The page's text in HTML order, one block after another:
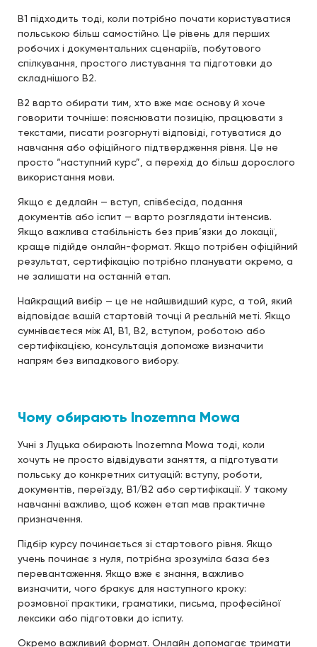
B1 підходить тоді, коли потрібно почати користуватися
польською більш самостійно. Це рівень для перших
робочих і документальних сценаріїв, побутового
спілкування, простого листування та підготовки до
складнішого B2.
B2 варто обирати тим, хто вже має основу й хоче
говорити точніше: пояснювати позицію, працювати з
текстами, писати розгорнуті відповіді, готуватися до
навчання або офіційного підтвердження рівня. Це не
просто “наступний курс”, а перехід до більш дорослого
використання мови.
Якщо є дедлайн — вступ, співбесіда, подання
документів або іспит — варто розглядати інтенсив.
Якщо важлива стабільність без прив’язки до локації,
краще підійде онлайн-формат. Якщо потрібен офіційний
результат, сертифікацію потрібно планувати окремо, а
не залишати на останній етап.
Найкращий вибір — це не найшвидший курс, а той, який
відповідає вашій стартовій точці й реальній меті. Якщо
сумніваєтеся між A1, B1, B2, вступом, роботою або
сертифікацією, консультація допоможе визначити
напрям без випадкового вибору.
Чому обирають Inozemna Mowa
Учні з Луцька обирають Inozemna Mowa тоді, коли
хочуть не просто відвідувати заняття, а підготувати
польську до конкретних ситуацій: вступу, роботи,
документів, переїзду, B1/B2 або сертифікації. У такому
навчанні важливо, щоб кожен етап мав практичне
призначення.
Підбір курсу починається зі стартового рівня. Якщо
учень починає з нуля, потрібна зрозуміла база без
перевантаження. Якщо вже є знання, важливо
визначити, чого бракує для наступного кроку:
розмовної практики, граматики, письма, професійної
лексики або підготовки до іспиту.
Окремо важливий формат. Онлайн допомагає тримати